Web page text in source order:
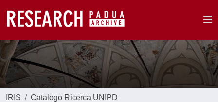
IRIS
Catalogo Ricerca UNIPD